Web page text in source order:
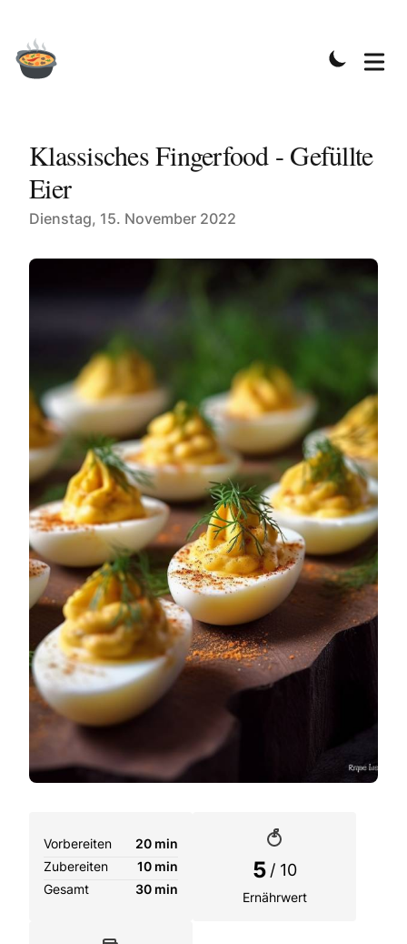
Klassisches Fingerfood - Gefüllte
Eier
Published on
Dienstag, 15. November 2022
Gefüllte Eier - Klassisches Fingerfood
Vorbereiten
20 min
Zubereiten
10 min
Gesamt
30 min
5 / 10
Ernährwert